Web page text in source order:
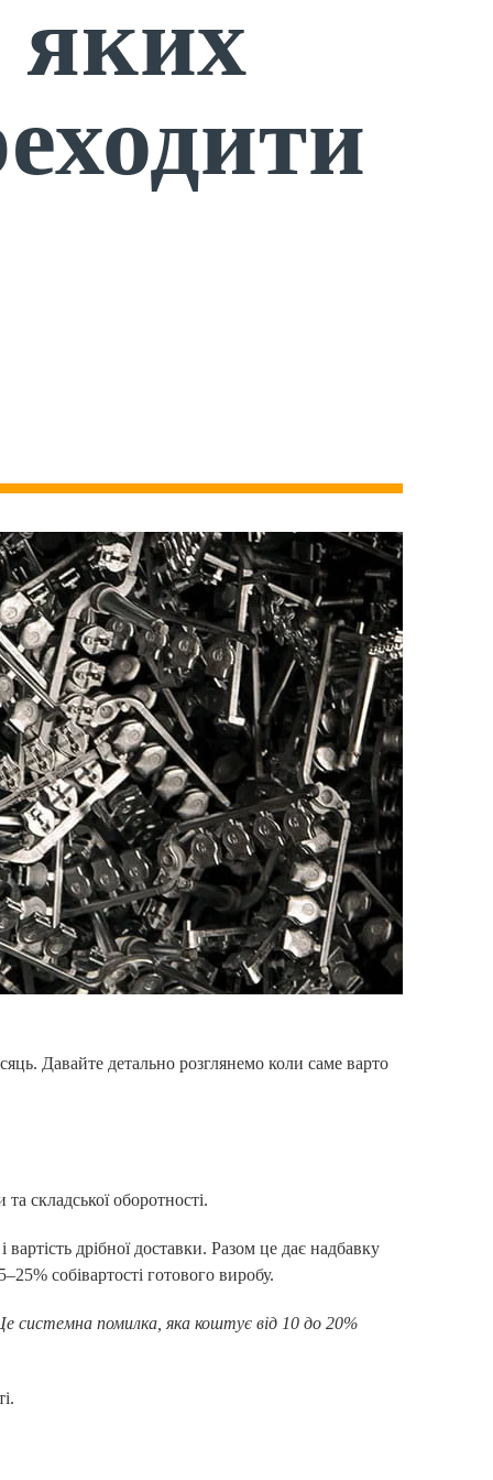
яких
Давайте детально розглянемо коли саме варто
складської оборотності.
дрібної доставки. Разом це дає надбавку
собівартості готового виробу.
системна помилка, яка коштує від 10 до 20%